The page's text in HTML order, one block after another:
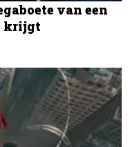
van een
krijgt